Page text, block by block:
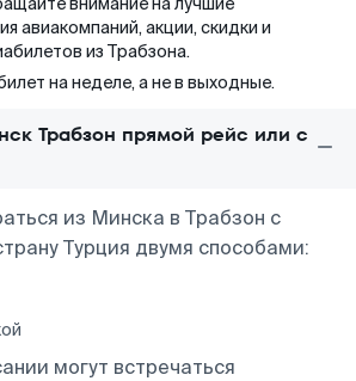
авиакомпаний, акции, скидки и
из Трабзона.
на неделе, а не в выходные.
Трабзон прямой рейс или с
из Минска в Трабзон с
Турция двумя способами:
могут встречаться